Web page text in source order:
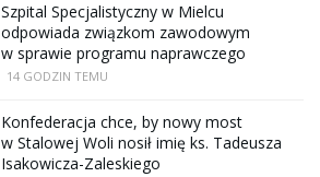
Szpital Specjalistyczny w Mielcu
odpowiada związkom zawodowym
w sprawie programu naprawczego
14 GODZIN TEMU
Konfederacja chce, by nowy most
w Stalowej Woli nosił imię ks. Tadeusza
Isakowicza-Zaleskiego